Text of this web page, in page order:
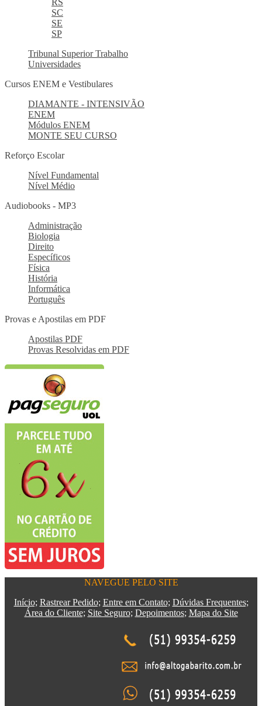
SC
SE
SP
Tribunal Superior Trabalho
Universidades
Cursos ENEM e Vestibulares
DIAMANTE - INTENSIVÃO
ENEM
Módulos ENEM
MONTE SEU CURSO
Reforço Escolar
Nível Fundamental
Nível Médio
Audiobooks - MP3
Administração
Biologia
Direito
Específicos
Física
História
Informática
Português
Provas e Apostilas em PDF
Apostilas PDF
Provas Resolvidas em PDF
NAVEGUE PELO SITE
Início; Rastrear Pedido; Entre em Contato; Dúvidas Frequentes;
Área do Cliente; Site Seguro; Depoimentos; Mapa do Site